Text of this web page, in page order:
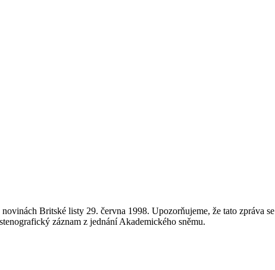
Britské listy 29. června 1998. Upozorňujeme, že tato zpráva se
záznam z jednání Akademického sněmu.